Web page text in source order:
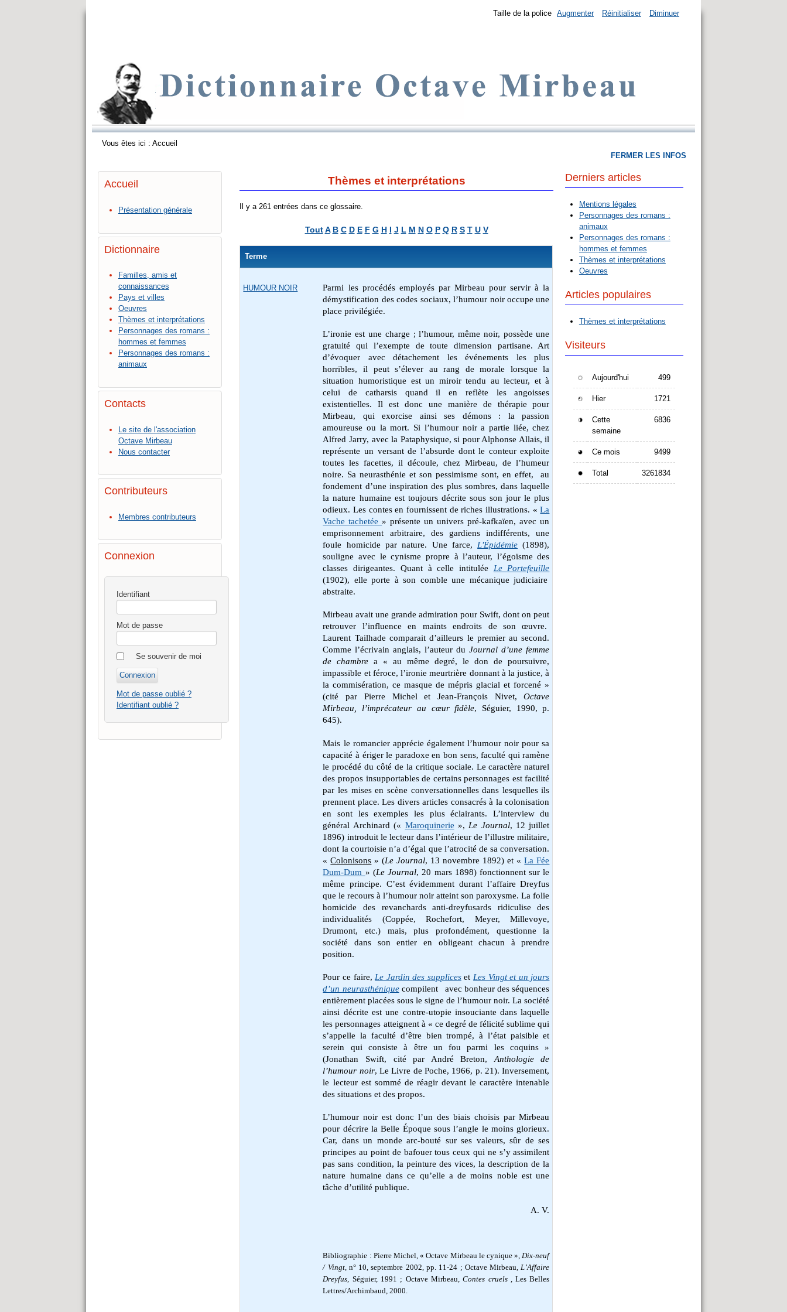
Taille de la police Augmenter Réinitialiser Diminuer
Vous êtes ici : Accueil
Accueil
Présentation générale
Dictionnaire
Familles, amis et
connaissances
Pays et villes
Oeuvres
Thèmes et interprétations
Personnages des romans :
hommes et femmes
Personnages des romans :
animaux
Contacts
Le site de l'association
Octave Mirbeau
Nous contacter
Contributeurs
Membres contributeurs
Connexion
Identifiant
Mot de passe
Se souvenir de moi
Mot de passe oublié ?
Identifiant oublié ?
Thèmes et interprétations
Il y a 261 entrées dans ce glossaire.
Tout A B C D E F G H I J L M N O P Q R S T U V
Terme
HUMOUR NOIR
Parmi les procédés employés par Mirbeau pour servir à la
démystification des codes sociaux, l’humour noir occupe une
place privilégiée.
L’ironie est une charge ; l’humour, même noir, possède une
gratuité qui l’exempte de toute dimension partisane. Art
d’évoquer avec détachement les événements les plus
horribles, il peut s’élever au rang de morale lorsque la
situation humoristique est un miroir tendu au lecteur, et à
celui de catharsis quand il en reflète les angoisses
existentielles. Il est donc une manière de thérapie pour
Mirbeau, qui exorcise ainsi ses démons : la passion
amoureuse ou la mort. Si l’humour noir a partie liée, chez
Alfred Jarry, avec la Pataphysique, si pour Alphonse Allais, il
représente un versant de l’absurde dont le conteur exploite
toutes les facettes, il découle, chez Mirbeau, de l’humeur
noire. Sa neurasthénie et son pessimisme sont, en effet, au
fondement d’une inspiration des plus sombres, dans laquelle
la nature humaine est toujours décrite sous son jour le plus
odieux. Les contes en fournissent de riches illustrations. «La
Vache tachetée» présente un univers pré-kafkaïen, avec un
emprisonnement arbitraire, des gardiens indifférents, une
foule homicide par nature. Une farce, L'Épidémie (1898),
souligne avec le cynisme propre à l’auteur, l’égoïsme des
classes dirigeantes. Quant à celle intitulée Le Portefeuille
(1902), elle porte à son comble une mécanique judiciaire
abstraite.
Mirbeau avait une grande admiration pour Swift, dont on peut
retrouver l’influence en maints endroits de son œuvre.
Laurent Tailhade comparait d’ailleurs le premier au second.
Comme l’écrivain anglais, l’auteur duJournal d’une femme
de chambre a « au même degré, le don de poursuivre,
impassible et féroce, l’ironie meurtrière donnant à la justice, à
la commisération, ce masque de mépris glacial et forcené »
(cité par Pierre Michel et Jean-François Nivet,Octave
Mirbeau, l’imprécateur au cœur fidèle, Séguier, 1990, p.
645).
Mais le romancier apprécie également l’humour noir pour sa
capacité à ériger le paradoxe en bon sens, faculté qui ramène
le procédé du côté de la critique sociale. Le caractère naturel
des propos insupportables de certains personnages est facilité
par les mises en scène conversationnelles dans lesquelles ils
prennent place. Les divers articles consacrés à la colonisation
en sont les exemples les plus éclairants. L’interview du
général Archinard (« Maroquinerie », Le Journal, 12 juillet
1896) introduit le lecteur dans l’intérieur de l’illustre militaire,
dont la courtoisie n’a d’égal que l’atrocité de sa conversation.
«Colonisons » (Le Journal, 13 novembre 1892) et «La Fée
Dum-Dum » (Le Journal, 20 mars 1898) fonctionnent sur le
même principe. C’est évidemment durant l’affaire Dreyfus
que le recours à l’humour noir atteint son paroxysme. La folie
homicide des revanchards anti-dreyfusards ridiculise des
individualités (Coppée, Rochefort, Meyer, Millevoye,
Drumont, etc.) mais, plus profondément, questionne la
société dans son entier en obligeant chacun à prendre
position.
Pour ce faire, Le Jardin des suppliceset Les Vingt et un jours
d’un neurasthéniquecompilent avec bonheur des séquences
entièrement placées sous le signe de l’humour noir. La société
ainsi décrite est une contre-utopie insouciante dans laquelle
les personnages atteignent à « ce degré de félicité sublime qui
s’appelle la faculté d’être bien trompé, à l’état paisible et
serein qui consiste à être un fou parmi les coquins »
(Jonathan Swift, cité par André Breton, Anthologie de
l’humour noir, Le Livre de Poche, 1966, p. 21). Inversement,
le lecteur est sommé de réagir devant le caractère intenable
des situations et des propos.
L’humour noir est donc l’un des biais choisis par Mirbeau
pour décrire la Belle Époque sous l’angle le moins glorieux.
Car, dans un monde arc-bouté sur ses valeurs, sûr de ses
principes au point de bafouer tous ceux qui ne s’y assimilent
pas sans condition, la peinture des vices, la description de la
nature humaine dans ce qu’elle a de moins noble est une
tâche d’utilité publique.
A. V.
Bibliographie : Pierre Michel, « Octave Mirbeau le cynique »,Dix-neuf
/ Vingt, n° 10, septembre 2002, pp. 11-24 ; Octave Mirbeau,L’Affaire
Dreyfus, Séguier, 1991 ; Octave Mirbeau,Contes cruels, Les Belles
Lettres/Archimbaud, 2000.
FERMER LES INFOS
Derniers articles
Mentions légales
Personnages des romans :
animaux
Personnages des romans :
hommes et femmes
Thèmes et interprétations
Oeuvres
Articles populaires
Thèmes et interprétations
Visiteurs
Aujourd'hui 499
Hier 1721
Cette
semaine
6836
Ce mois 9499
Total 3261834